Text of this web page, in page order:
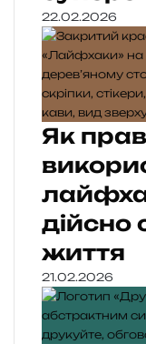
22.02.2026
Як
дійсно
життя
21.02.2026